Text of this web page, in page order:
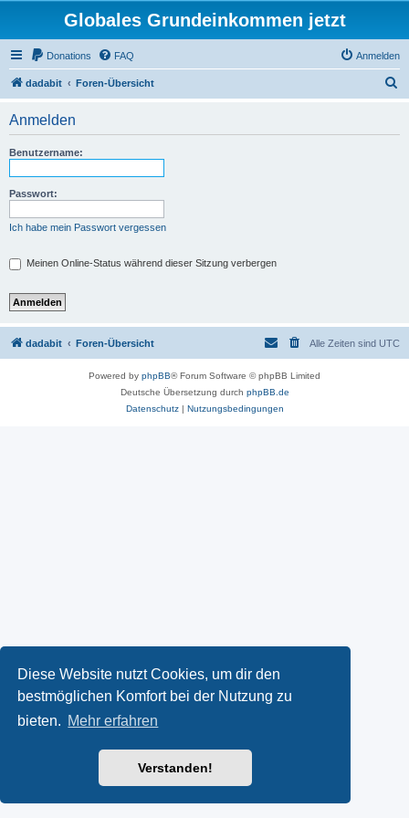
Diese Website nutzt Cookies, um dir den
bestmöglichen Komfort bei der Nutzung zu
bieten. Mehr erfahren
Verstanden!
Globales Grundeinkommen jetzt
Donations FAQ Anmelden
dadabit Foren-Übersicht
Anmelden
Benutzername:
Passwort:
Ich habe mein Passwort vergessen
Meinen Online-Status während dieser Sitzung verbergen
dadabit Foren-Übersicht Alle Zeiten sind UTC
Powered by phpBB® Forum Software © phpBB Limited
Deutsche Übersetzung durch phpBB.de
Datenschutz| Nutzungsbedingungen